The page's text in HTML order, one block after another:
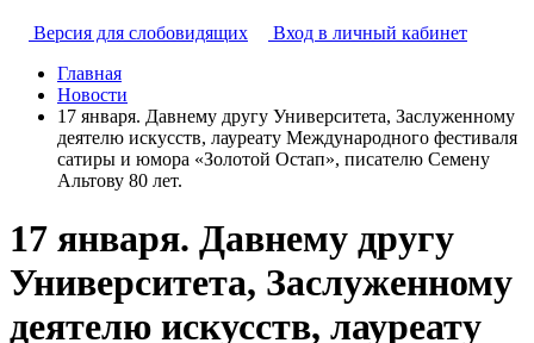
Версия для слобовидящих
Вход в личный кабинет
Главная
Новости
17 января. Давнему другу Университета, Заслуженному
деятелю искусств, лауреату Международного фестиваля
сатиры и юмора «Золотой Остап», писателю Семену
Альтову 80 лет.
17 января. Давнему другу
Университета, Заслуженному
деятелю искусств, лауреату